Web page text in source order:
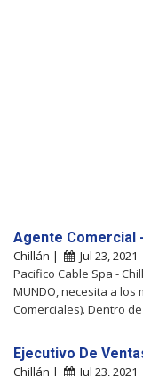
Agente Comercial
Chillán | Jul 23, 2021
Pacifico Cable Spa -
MUNDO, necesita a
Comerciales). Dentro
Ejecutivo De
Chillán | Jul 23, 2021